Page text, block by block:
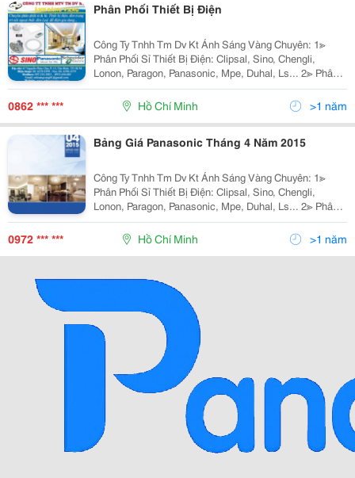
Phân Phối Thiết Bị Điện
Công Ty Tnhh Tm Dv Kt Ánh Sáng Vàng Chuyên: 1≫
Phân Phối Sỉ Thiết Bị Điện: Clipsal, Sino, Chengli,
Lonon, Paragon, Panasonic, Mpe, Duhal, Ls... 2≫ Phân
Phối Đèn Chiếu Sáng Nội Ngoại Thất: Hufa Lighting,
Fata Lighting, Euroto, Nét Việt, Sano,
0862 *** *** Hồ Chí Minh >1 năm
Bảng Giá Panasonic Tháng 4 Năm 2015
Công Ty Tnhh Tm Dv Kt Ánh Sáng Vàng Chuyên: 1≫
Phân Phối Sỉ Thiết Bị Điện: Clipsal, Sino, Chengli,
Lonon, Paragon, Panasonic, Mpe, Duhal, Ls... 2≫ Phân
Phối Đèn Chiếu Sáng Nội Ngoại Thất: Nét Việt, Euro,
Sano, Quốc Ngọc, 168 Lighting, Kim Lo
0972 *** *** Hồ Chí Minh >1 năm